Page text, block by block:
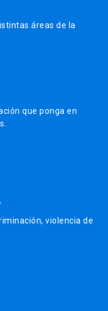
áreas de la
que ponga en
violencia de